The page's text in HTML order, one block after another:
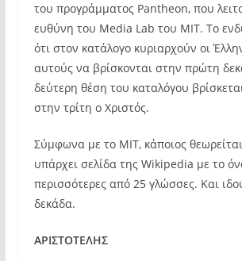
του προγράμματος Pantheon, που
ευθύνη του Media Lab του ΜΙΤ. Το
ότι στον κατάλογο κυριαρχούν οι
αυτούς να βρίσκονται στην πρώτη
δεύτερη θέση του καταλόγου
στην τρίτη ο Χριστός.
Σύμφωνα με το ΜΙΤ, κάποιος
υπάρχει σελίδα της Wikipedia με το
περισσότερες από 25 γλώσσες. Και
δεκάδα.
ΑΡΙΣΤΟΤΕΛΗΣ